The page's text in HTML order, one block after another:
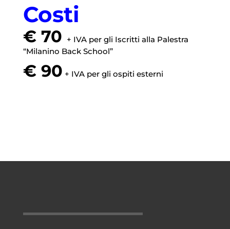
Costi
€ 70 + IVA per gli Iscritti alla Palestra
“Milanino Back School”
€ 90 + IVA per gli ospiti esterni